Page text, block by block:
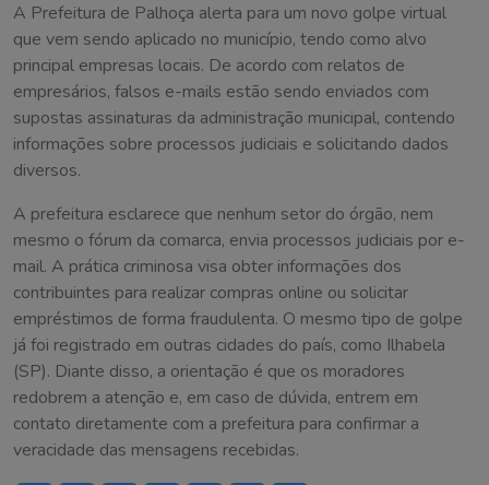
A Prefeitura de Palhoça alerta para um novo golpe virtual
que vem sendo aplicado no município, tendo como alvo
principal empresas locais. De acordo com relatos de
empresários, falsos e-mails estão sendo enviados com
supostas assinaturas da administração municipal, contendo
informações sobre processos judiciais e solicitando dados
diversos.
A prefeitura esclarece que nenhum setor do órgão, nem
mesmo o fórum da comarca, envia processos judiciais por e-
mail. A prática criminosa visa obter informações dos
contribuintes para realizar compras online ou solicitar
empréstimos de forma fraudulenta. O mesmo tipo de golpe
já foi registrado em outras cidades do país, como Ilhabela
(SP). Diante disso, a orientação é que os moradores
redobrem a atenção e, em caso de dúvida, entrem em
contato diretamente com a prefeitura para confirmar a
veracidade das mensagens recebidas.